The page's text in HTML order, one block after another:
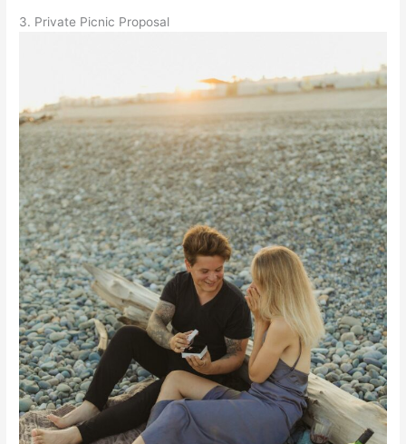
3. Private Picnic Proposal